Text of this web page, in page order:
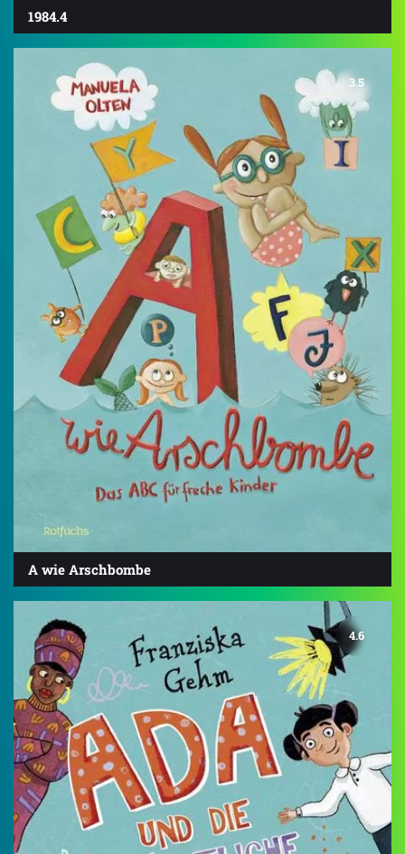
1984.4
3.5
A wie Arschbombe
4.6